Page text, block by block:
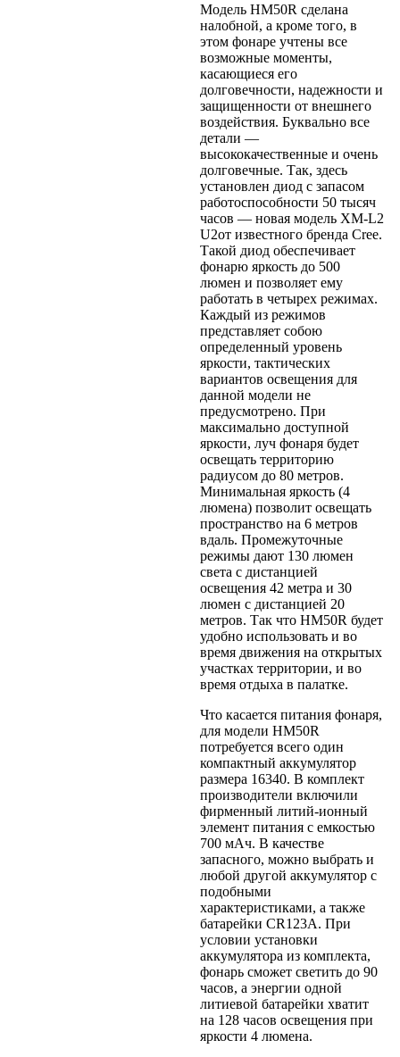
Модель HM50R сделана
налобной, а кроме того, в
этом фонаре учтены все
возможные моменты,
касающиеся его
долговечности, надежности и
защищенности от внешнего
воздействия. Буквально все
детали —
высококачественные и очень
долговечные. Так, здесь
установлен диод с запасом
работоспособности 50 тысяч
часов — новая модель XM-L2
U2от известного бренда Cree.
Такой диод обеспечивает
фонарю яркость до 500
люмен и позволяет ему
работать в четырех режимах.
Каждый из режимов
представляет собою
определенный уровень
яркости, тактических
вариантов освещения для
данной модели не
предусмотрено. При
максимально доступной
яркости, луч фонаря будет
освещать территорию
радиусом до 80 метров.
Минимальная яркость (4
люмена) позволит освещать
пространство на 6 метров
вдаль. Промежуточные
режимы дают 130 люмен
света с дистанцией
освещения 42 метра и 30
люмен с дистанцией 20
метров. Так что HM50R будет
удобно использовать и во
время движения на открытых
участках территории, и во
время отдыха в палатке.
Что касается питания фонаря,
для модели HM50R
потребуется всего один
компактный аккумулятор
размера 16340. В комплект
производители включили
фирменный литий-ионный
элемент питания с емкостью
700 мАч. В качестве
запасного, можно выбрать и
любой другой аккумулятор с
подобными
характеристиками, а также
батарейки CR123A. При
условии установки
аккумулятора из комплекта,
фонарь сможет светить до 90
часов, а энергии одной
литиевой батарейки хватит
на 128 часов освещения при
яркости 4 люмена.